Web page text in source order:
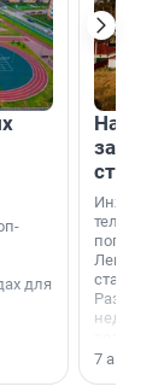
для
На
станции
7